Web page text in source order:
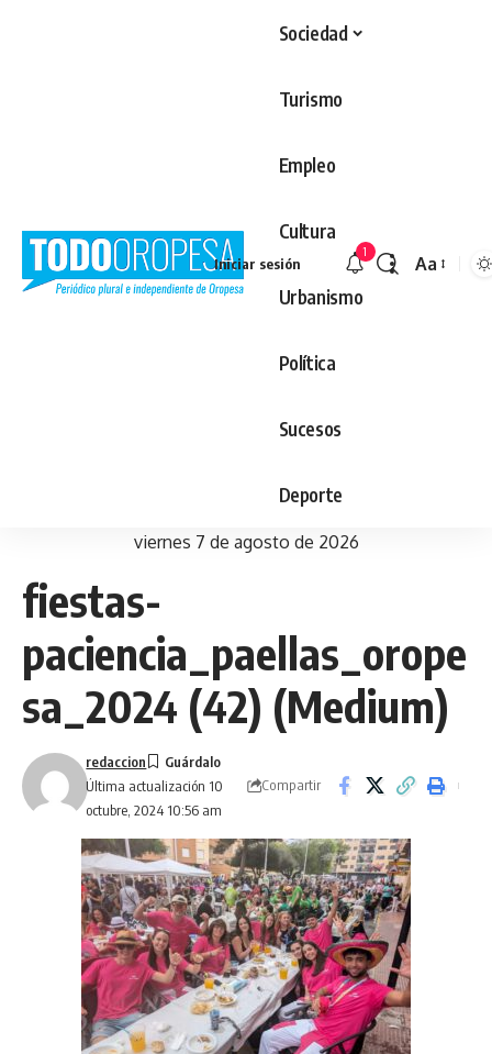
Sociedad
Turismo
Empleo
Cultura
Urbanismo
Política
Sucesos
Deporte
Iniciar sesión
1
Aa
viernes 7 de agosto de 2026
fiestas-
paciencia_paellas_orope
sa_2024 (42) (Medium)
Última actualización 10
octubre, 2024 10:56 am
redaccion
Compartir